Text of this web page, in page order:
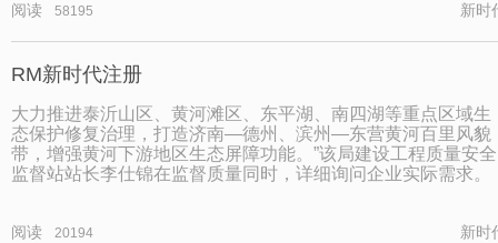
阅读 58195 新时
RM新时代注册
大力推进泰沂山区、黄河滩区、东平湖、南四湖等重点区域生
态保护修复治理，打造济南—德州、滨州—东营黄河百里风貌
带，增强黄河下游地区生态屏障功能。”该局建设工程质量安全
监督站站长李仕锦在监督质量同时，详细询问企业实际需求。
阅读 20194 新时